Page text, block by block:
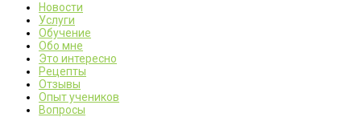
Новости
Услуги
Обучение
Обо мне
Это интересно
Рецепты
Отзывы
Опыт учеников
Вопросы